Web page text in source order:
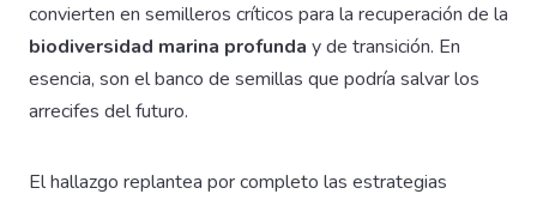
convierten en semilleros críticos para la recuperación de la
biodiversidad marina profunda y de transición. En
esencia, son el banco de semillas que podría salvar los
arrecifes del futuro.
El hallazgo replantea por completo las estrategias